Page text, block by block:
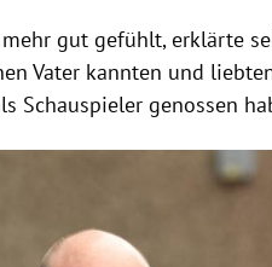
gut gefühlt, erklärte
Vater kannten und
Schauspieler genossen